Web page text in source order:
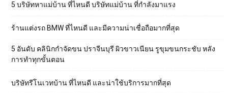
5 บริษัทหาแม่บ้าน ที่ไหนดี บริษัทแม่บ้าน ที่กำลังมาแรง
ร้านแต่งรถ BMW ที่ไหนดี และมีความน่าเชื่อถือมากที่สุด
5 อันดับ คลินิกกำจัดขน ปราจีนบุรี ผิวขาวเนียน รูขุมขนกระชับ หลัง
การทำทุกขั้นตอน
บริษัทรีโนเวทบ้าน ที่ไหนดี และน่าใช้บริการมากที่สุด